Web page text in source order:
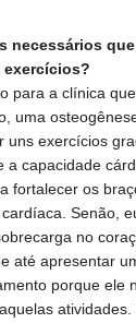
necessários
exercícios?
para a clínica
uma
uns exercícios
a capacidade
fortalecer os
Senão,
no
até apresentar
porque ele